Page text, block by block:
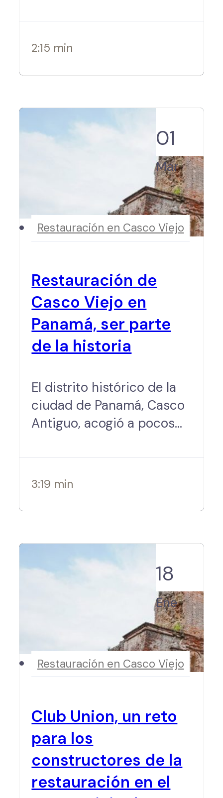
Panamá) con el objetivo
de preservar…
2:15 min
01
Mar
Restauración de
Casco Viejo en
Panamá, ser parte
de la historia
Restauración en Casco Viejo
El distrito histórico de la
ciudad de Panamá, Casco
Antiguo, acogió a pocos
Sus edificios estaban en
descomposición y la
3:19 min
18
Ene
Club Union, un reto
para los
constructores de la
restauración en el
Restauración en Casco Viejo